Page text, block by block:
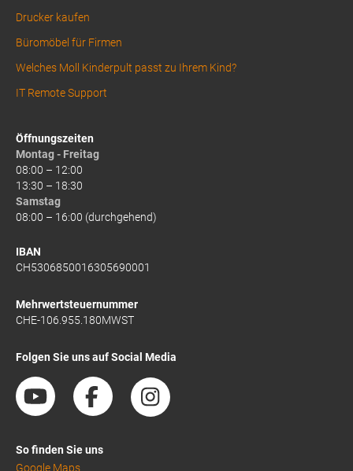
Drucker kaufen
Büromöbel für Firmen
Welches Moll Kinderpult passt zu Ihrem Kind?
IT Remote Support
Öffnungszeiten
Montag - Freitag
08:00 – 12:00
13:30 – 18:30
Samstag
08:00 – 16:00 (durchgehend)
IBAN
CH5306850016305690001
Mehrwertsteuernummer
CHE-106.955.180MWST
Folgen Sie uns auf Social Media
So finden Sie uns
Google Maps